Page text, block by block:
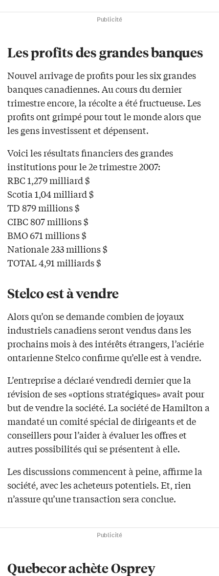
Publicité
Les profits des grandes banques
Nouvel arrivage de profits pour les six grandes
banques canadiennes. Au cours du dernier
trimestre encore, la récolte a été fructueuse. Les
profits ont grimpé pour tout le monde alors que
les gens investissent et dépensent.
Voici les résultats financiers des grandes
institutions pour le 2e trimestre 2007:
RBC 1,279 milliard $
Scotia 1,04 milliard $
TD 879 millions $
CIBC 807 millions $
BMO 671 millions $
Nationale 233 millions $
TOTAL 4,91 milliards $
Stelco est à vendre
Alors qu’on se demande combien de joyaux
industriels canadiens seront vendus dans les
prochains mois à des intérêts étrangers, l’aciérie
ontarienne Stelco confirme qu’elle est à vendre.
L’entreprise a déclaré vendredi dernier que la
révision de ses «options stratégiques» avait pour
but de vendre la société. La société de Hamilton a
mandaté un comité spécial de dirigeants et de
conseillers pour l’aider à évaluer les offres et
autres possibilités qui se présentent à elle.
Les discussions commencent à peine, affirme la
société, avec les acheteurs potentiels. Et, rien
n’assure qu’une transaction sera conclue.
Publicité
Quebecor achète Osprey